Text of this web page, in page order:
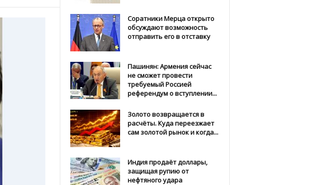
Соратники Мерца открыто
обсуждают возможность
отправить его в отставку
Пашинян: Армения сейчас
не сможет провести
требуемый Россией
референдум о вступлении...
Золото возвращается в
расчёты. Куда переезжает
сам золотой рынок и когда...
Индия продаёт доллары,
защищая рупию от
нефтяного удара